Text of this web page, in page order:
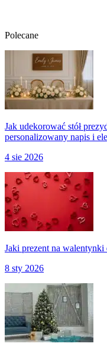
Polecane
Jak udekorować stół
personalizowany napis i
4 sie 2026
Jaki prezent na
8 sty 2026